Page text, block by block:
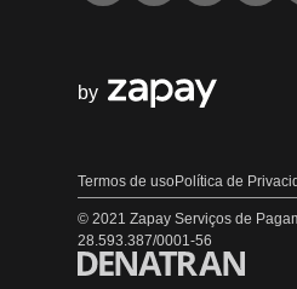
by
Termos de usoPolítica de
© 2021 Zapay Serviços de
28.593.387/0001-56